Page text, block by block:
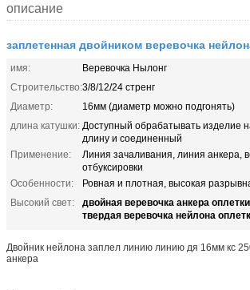
описание
заплетенная двойником веревочка
имя:
Веревочка Нылонг
Строительство:3/8/12/24 стренг
Диаметр:
16мм (диаметр можно подгонять)
длина катушки: Доступный обрабатывать изделие
длину и соединенный
Применение:
Линия зачаливания, линия анкера,
отбуксировки
Особенности:
Ровная и плотная, высокая
Высокий свет:
двойная веревочка анкера оплетки
твердая веревочка нейлона
Двойник нейлона заплел линию линию дя 16мм кс
анкера